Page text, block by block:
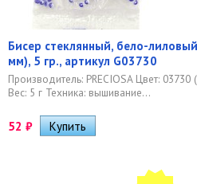
Бисер стеклянный, бело-
мм), 5 гр., артикул G03730
Производитель: PRECIOSA Цвет:
Вес: 5 г Техника: вышивание...
52 ₽